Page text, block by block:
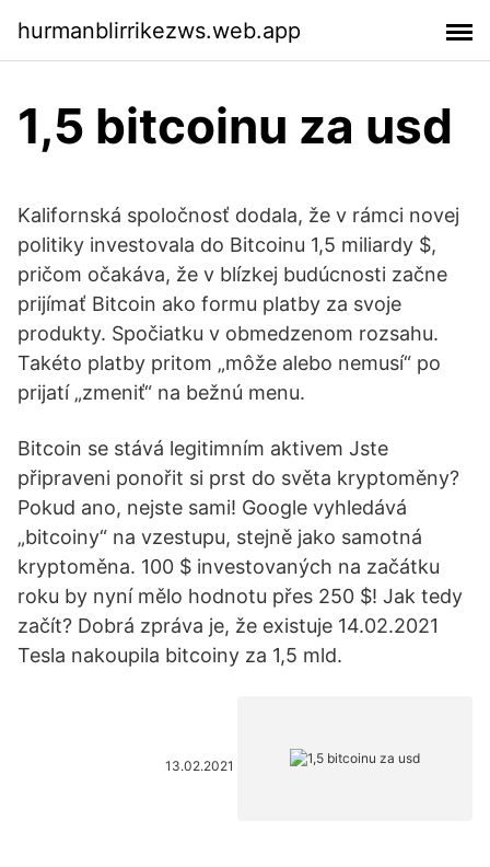
hurmanblirrikezws.web.app
1,5 bitcoinu za usd
Kalifornská spoločnosť dodala, že v rámci novej
politiky investovala do Bitcoinu 1,5 miliardy $,
pričom očakáva, že v blízkej budúcnosti začne
prijímať Bitcoin ako formu platby za svoje
produkty. Spočiatku v obmedzenom rozsahu.
Takéto platby pritom „môže alebo nemusí“ po
prijatí „zmeniť“ na bežnú menu.
Bitcoin se stává legitimním aktivem Jste
připraveni ponořit si prst do světa kryptoměny?
Pokud ano, nejste sami! Google vyhledává
„bitcoiny“ na vzestupu, stejně jako samotná
kryptoměna. 100 $ investovaných na začátku
roku by nyní mělo hodnotu přes 250 $! Jak tedy
začít? Dobrá zpráva je, že existuje 14.02.2021
Tesla nakoupila bitcoiny za 1,5 mld.
13.02.2021